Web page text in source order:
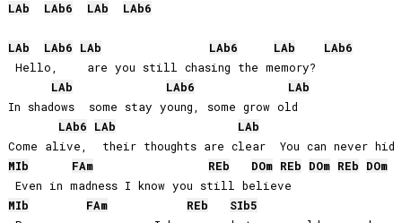
LAb LAb6 LAb LAb6
LAb LAb6 LAb LAb6 LAb LAb6
Hello,    are you still chasing the memory?
LAb
LAb6
LAb
In shadows  some stay young, some grow old
LAb6 LAb
LAb
MIb
FAm REb DOm REb DOm REb DOm
MIb
FAm REb SIb5